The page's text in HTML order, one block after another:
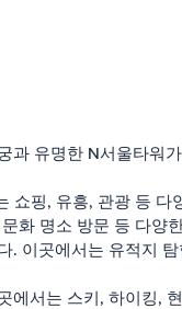
유명한 N서울타워
쇼핑, 유흥, 관광 등 다
화 명소 방문 등 다양
이곳에서는 유적지
서는 스키, 하이킹,